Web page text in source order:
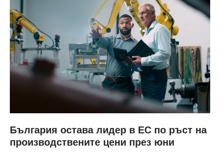
България остава лидер в ЕС по ръст на
производствените цени през юни